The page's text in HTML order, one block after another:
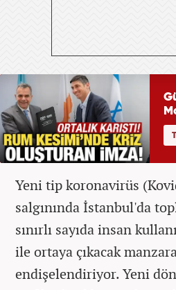
Yeni tip koronavirüs
salgınında İstanbul'da
sınırlı sayıda insan
ile ortaya çıkacak
endişelendiriyor. Yeni